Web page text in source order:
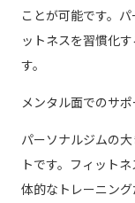
ことが可能です。
ットネスを習慣化
す。
メンタル面でのサ
パーソナルジムの
トです。フィット
体的なトレーニン